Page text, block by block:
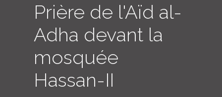
LOGIN
ENGLISH
Prière de l'Aïd al-
Adha devant la
mosquée
Hassan-II